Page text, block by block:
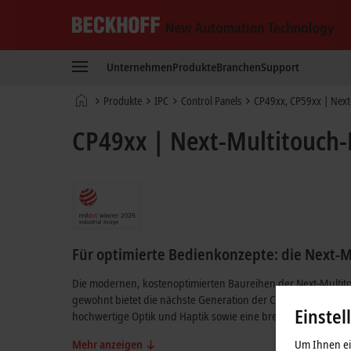
New
Technology
UnternehmenProdukteBranchenSupport
StartseiteProdukte IPC Control Panels CP49xx, CP59xx |
CP49xx | Next-
Für optimierte Bedienkonzepte: die Next-
Die modernen, kostenoptimierten Baureihen der Next-
gewohnt bietet die nächste Generation der Control Panels
hochwertige Optik und Haptik sowie eine breite Auswahl an
Mehr anzeigen
Um Ihnen